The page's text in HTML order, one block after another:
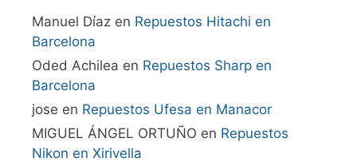
Manuel Díaz en Repuestos Hitachi en
Barcelona
Oded Achilea en Repuestos Sharp en
Barcelona
jose en Repuestos Ufesa en Manacor
MIGUEL ÁNGEL ORTUÑO en Repuestos
Nikon en Xirivella